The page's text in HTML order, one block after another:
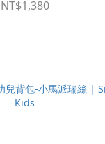
NT$1,380